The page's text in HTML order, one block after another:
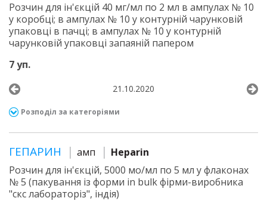
Розчин для ін'єкцій 40 мг/мл по 2 мл в ампулах № 10
у коробці; в ампулах № 10 у контурній чарунковій
упаковці в пачці; в ампулах № 10 у контурній
чарунковій упаковці запаяній папером
7 уп.
21.10.2020
Розподіл за категоріями
ГЕПАРИН амп
Heparin
Розчин для ін'єкцій, 5000 мо/мл по 5 мл у флаконах
№ 5 (пакування із форми in bulk фірми-виробника
"скс лабораторіз", індія)